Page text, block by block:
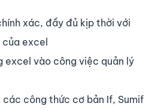
xác, đầy đủ kịp thời với
excel
excel vào công việc quản lý
công thức cơ bản If, Sumif